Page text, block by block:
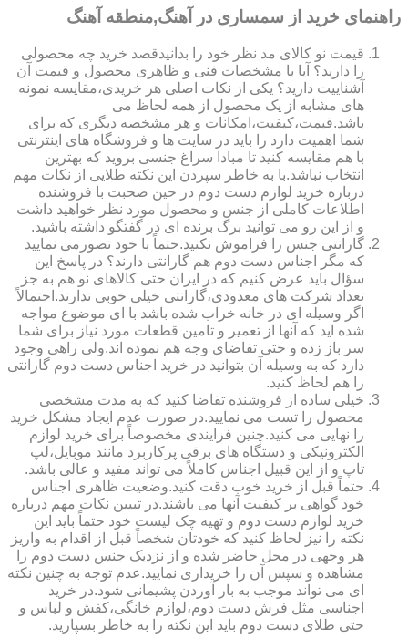
راهنمای خرید از سمساری در آهنگ,منطقه آهنگ
قیمت نو کالای مد نظر خود را بدانیدقصد خرید چه محصولی
را دارید؟ آیا با مشخصات فنی و ظاهری محصول و قیمت آن
آشناییت دارید؟ یکی از نکات اصلی هر خریدی،مقایسه نمونه
های مشابه از یک محصول از همه لحاظ می
باشد.قیمت،کیفیت،امکانات و هر مشخصه دیگری که برای
شما اهمیت دارد را باید در سایت ها و فروشگاه های اینترنتی
با هم مقایسه کنید تا مبادا سراغ جنسی بروید که بهترین
انتخاب نباشد.با به خاطر سپردن این نکته طلایی از نکات مهم
درباره خرید لوازم دست دوم در حین صحبت با فروشنده
اطلاعات کاملی از جنس و محصول مورد نظر خواهید داشت
و از این رو می توانید برگ برنده ای در گفتگو داشته باشید.
گارانتی جنس را فراموش نکنید.حتماً با خود تصورمی نمایید
که مگر اجناس دست دوم هم گارانتی دارند؟ در پاسخ این
سؤال باید عرض کنیم که در ایران حتی کالاهای نو هم به جز
تعداد شرکت های معدودی،گارانتی خیلی خوبی ندارند.احتمالاً
اگر وسیله ای در خانه خراب شده باشد با ای موضوع مواجه
شده اید که آنها از تعمیر و تامین قطعات مورد نیاز برای شما
سر باز زده و حتی تقاضای وجه هم نموده اند.ولی راهی وجود
دارد که به وسیله آن بتوانید در خرید اجناس دست دوم گارانتی
را هم لحاظ کنید.
خیلی ساده از فروشنده تقاضا کنید که به مدت مشخصی
محصول را تست می نمایید.در صورت عدم ایجاد مشکل خرید
را نهایی می کنید.چنین فرایندی مخصوصاً برای خرید لوازم
الکترونیکی و دستگاه های برقی پرکاربرد مانند موبایل،لپ
تاپ و از این قبیل اجناس کاملاً می تواند مفید و عالی باشد.
حتماً قبل از خرید خوب دقت کنید.وضعیت ظاهری اجناس
خود گواهی بر کیفیت آنها می باشند.در تبیین نکات مهم درباره
خرید لوازم دست دوم و تهیه چک لیست خود حتماً باید این
نکته را نیز لحاظ کنید که خودتان شخصاً قبل از اقدام به واریز
هر وجهی در محل حاضر شده و از نزدیک جنس دست دوم را
مشاهده و سپس آن را خریداری نمایید.عدم توجه به چنین نکته
ای می تواند موجب به بار آوردن پشیمانی شود.در خرید
اجناسی مثل فرش دست دوم،لوازم خانگی،کفش و لباس و
حتی طلای دست دوم باید این نکته را به خاطر بسپارید.